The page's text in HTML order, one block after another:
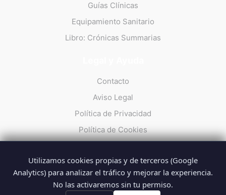
Guías Clínicas
Equipamiento Sanitario
Libro: Crónicas Summarias
Contacto
Aviso Legal
Política de Privacidad
Política de Cookies
© 2026 Summarios · La web no oficial de los profesionales del
Utilizamos cookies propias y de terceros (Google
Analytics) para analizar el tráfico y mejorar la experiencia.
No las activaremos sin tu permiso.